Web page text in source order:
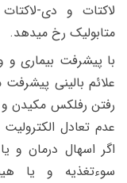
لاکتات و دی-
متابولیک رخ میدهد.
با پیشرفت بیماری
علائم بالینی
رفتن رفلکس مکیدن و
عدم تعادل
اگر اسهال درمان و
سوءتغذیه و یا